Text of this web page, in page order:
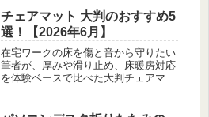
チェアマット 大判のおすすめ5
選！【2026年6月】
在宅ワークの床を傷と音から守りたい
筆者が、厚みや滑り止め、床暖房対応
を体験ベースで比べた大判チェアマッ